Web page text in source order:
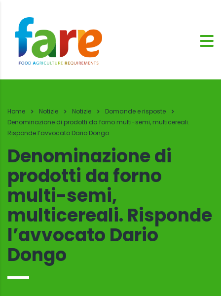
Home Notizie Notizie
Domande e risposte
Denominazione di prodotti da forno multi-semi, multicereali.
Risponde l’avvocato Dario Dongo
Denominazione di
prodotti da forno
multi-semi,
multicereali. Risponde
l’avvocato Dario
Dongo